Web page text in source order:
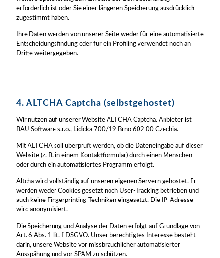
erforderlich ist oder Sie einer längeren Speicherung ausdrücklich
zugestimmt haben.
Ihre Daten werden von unserer Seite weder für eine automatisierte
Entscheidungsfindung oder für ein Profiling verwendet noch an
Dritte weitergegeben.
4. ALTCHA Captcha (selbstgehostet)
Wir nutzen auf unserer Website ALTCHA Captcha. Anbieter ist
BAU Software s.r.o., Lidicka 700/19 Brno 602 00 Czechia.
Mit ALTCHA soll überprüft werden, ob die Dateneingabe auf dieser
Website (z. B. in einem Kontaktformular) durch einen Menschen
oder durch ein automatisiertes Programm erfolgt.
Altcha wird vollständig auf unseren eigenen Servern gehostet. Er
werden weder Cookies gesetzt noch User-Tracking betrieben und
auch keine Fingerprinting-Techniken eingesetzt. Die IP-Adresse
wird anonymisiert.
Die Speicherung und Analyse der Daten erfolgt auf Grundlage von
Art. 6 Abs. 1 lit. f DSGVO. Unser berechtigtes Interesse besteht
darin, unsere Website vor missbräuchlicher automatisierter
Ausspähung und vor SPAM zu schützen.